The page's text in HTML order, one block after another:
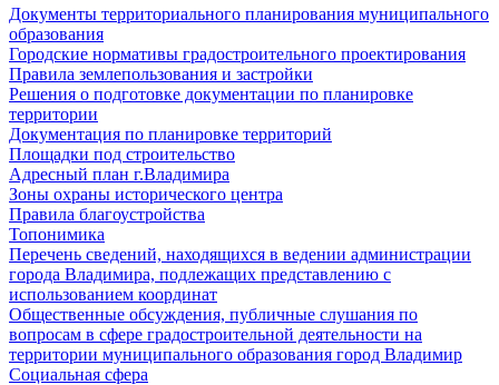
Документы территориального планирования муниципального
образования
Городские нормативы градостроительного проектирования
Правила землепользования и застройки
Решения о подготовке документации по планировке
территории
Документация по планировке территорий
Площадки под строительство
Адресный план г.Владимира
Зоны охраны исторического центра
Правила благоустройства
Топонимика
Перечень сведений, находящихся в ведении администрации
города Владимира, подлежащих представлению с
использованием координат
Общественные обсуждения, публичные слушания по
вопросам в сфере градостроительной деятельности на
территории муниципального образования город Владимир
Социальная сфера